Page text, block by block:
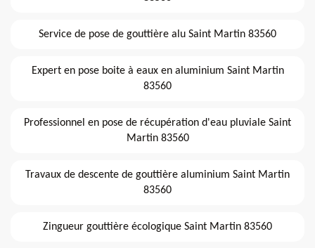
Service de pose de gouttière alu Saint Martin 83560
Expert en pose boite à eaux en aluminium Saint Martin
83560
Professionnel en pose de récupération d'eau pluviale Saint
Martin 83560
Travaux de descente de gouttière aluminium Saint Martin
83560
Zingueur gouttière écologique Saint Martin 83560